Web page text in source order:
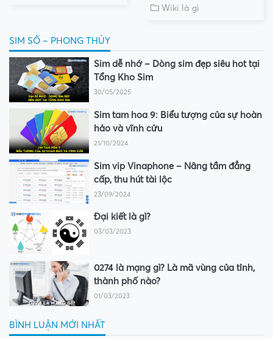
Wiki là gì
SIM SỐ – PHONG THỦY
Sim dễ nhớ – Dòng sim đẹp siêu hot tại
Tổng Kho Sim
30/05/2025
Sim tam hoa 9: Biểu tượng của sự hoàn
hảo và vĩnh cửu
21/10/2024
Sim vip Vinaphone – Nâng tầm đẳng
cấp, thu hút tài lộc
23/09/2024
Đại kiết là gì?
03/03/2023
0274 là mạng gì? Là mã vùng của tỉnh,
thành phố nào?
01/03/2023
BÌNH LUẬN MỚI NHẤT